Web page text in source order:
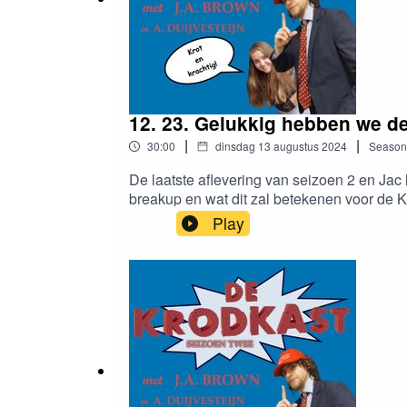
12. 23. Gelukkig hebben we
30:00 | dinsdag 13 augustus 2024 | Season
De laatste aflevering van seizoen 2 en
breakup en wat dit zal betekenen voor de
een triestigheid allemaal, of zoals ons
vorm van opbeurende geluiden, zĳn er
volgend seizoen, of niet. Dat moet u nog
uit tussen Annemieke en Jac.)Quote van
misschien nog net.”Spannend muziekje:
Play